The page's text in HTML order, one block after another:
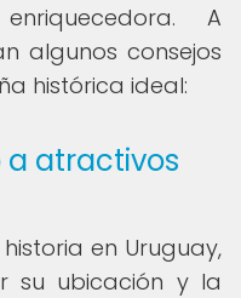
A
algunos consejos
histórica ideal:
atractivos
en Uruguay,
su ubicación y la